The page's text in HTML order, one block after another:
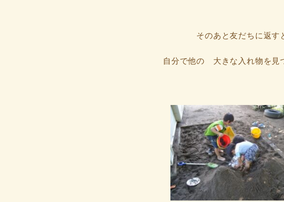
そのあと友だちに返す
自分で他の 大きな入れ物を見